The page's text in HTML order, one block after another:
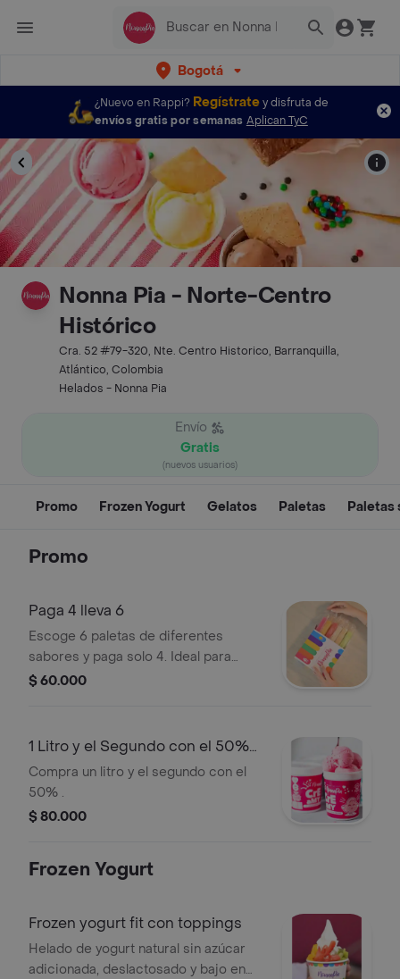
Bogotá
¿Nuevo en Rappi? Regístratey disfruta de
envíos gratis por semanas Aplican TyC
Nonna Pia - Norte-Centro
Histórico
Cra. 52 #79-320, Nte. Centro Historico, Barranquilla,
Atlántico, Colombia
Helados - Nonna Pia
Envío
Gratis
(nuevos usuarios)
Promo Frozen Yogurt Gelatos Paletas Paletas
Promo
Paga 4 lleva 6
Escoge 6 paletas de diferentes
sabores y paga solo 4. Ideal para
compartir.
$ 60.000
1 Litro y el Segundo con el 50%
Off
Compra un litro y el segundo con el
50% .
$ 80.000
Frozen Yogurt
Frozen yogurt fit con toppings
Helado de yogurt natural sin azúcar
adicionada, deslactosado y bajo en